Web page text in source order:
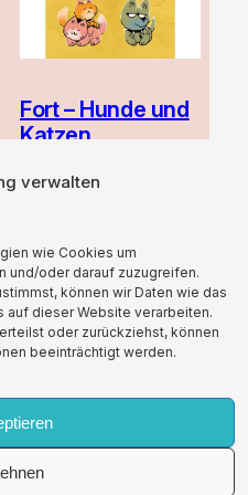
verwalten
wie Cookies um
und/oder darauf zuzugreifen.
können wir Daten wie das
auf dieser Website verarbeiten.
oder zurückziehst, können
beeinträchtigt werden.
Fort – Hunde und
Katzen
5,90€
Versandverpackungen
geleistet.
Impressum